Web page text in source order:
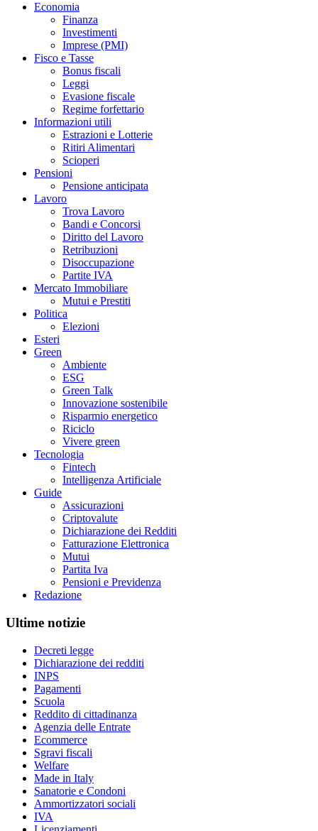
Economia
Finanza
Investimenti
Imprese (PMI)
Fisco e Tasse
Bonus fiscali
Leggi
Evasione fiscale
Regime forfettario
Informazioni utili
Estrazioni e Lotterie
Ritiri Alimentari
Scioperi
Pensioni
Pensione anticipata
Lavoro
Trova Lavoro
Bandi e Concorsi
Diritto del Lavoro
Retribuzioni
Disoccupazione
Partite IVA
Mercato Immobiliare
Mutui e Prestiti
Politica
Elezioni
Esteri
Green
Ambiente
ESG
Green Talk
Innovazione sostenibile
Risparmio energetico
Riciclo
Vivere green
Tecnologia
Fintech
Intelligenza Artificiale
Guide
Assicurazioni
Criptovalute
Dichiarazione dei Redditi
Fatturazione Elettronica
Mutui
Partita Iva
Pensioni e Previdenza
Redazione
Ultime notizie
Decreti legge
Dichiarazione dei redditi
INPS
Pagamenti
Scuola
Reddito di cittadinanza
Agenzia delle Entrate
Ecommerce
Sgravi fiscali
Welfare
Made in Italy
Sanatorie e Condoni
Ammortizzatori sociali
IVA